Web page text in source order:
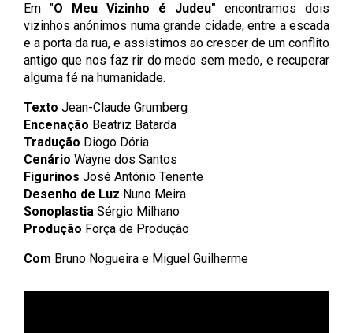
Em "O Meu Vizinho é Judeu" encontramos dois
vizinhos anónimos numa grande cidade, entre a escada
e a porta da rua, e assistimos ao crescer de um conflito
antigo que nos faz rir do medo sem medo, e recuperar
alguma fé na humanidade.
Texto Jean-Claude Grumberg
Encenação Beatriz Batarda
Tradução Diogo Dória
Cenário Wayne dos Santos
Figurinos José António Tenente
Desenho de Luz Nuno Meira
Sonoplastia Sérgio Milhano
Produção Força de Produção
Com Bruno Nogueira e Miguel Guilherme